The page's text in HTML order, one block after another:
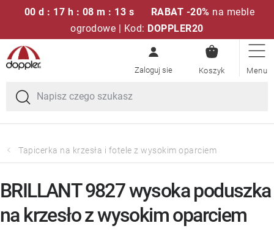
00 d : 17 h : 08 m : 13 s RABAT -20% na meble
ogrodowe | Kod: DOPPLER20
Przejść
do
treści
KOSZYK
Zestawy sof
Parasole ogrodowe
Poduszki i poduszki siedziskowe
Tapicerka na krzesła i fotele z wysokim oparciem
BRILLANT 9827 wysoka poduszka
na krzesło z wysokim oparciem